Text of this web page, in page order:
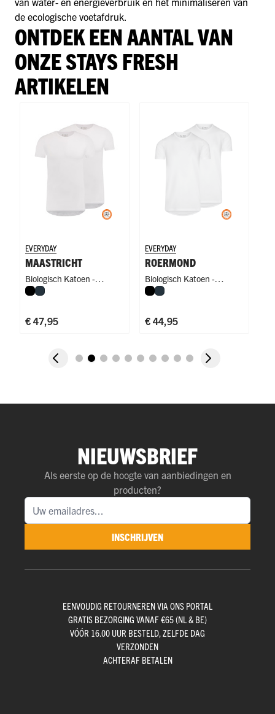
de ecologische voetafdruk.
ONTDEK EEN AANTAL VAN
ONZE STAYS FRESH
ARTIKELEN
EVERYDAY
MAASTRICHT
Biologisch Katoen -
Stretch
ZwartNavy
€ 47,95
EVERYDAY
ROERMOND
Biologisch Katoen -
Stretch
ZwartNavy
€ 44,95
NIEUWSBRIEF
Als eerste op de hoogte van aanbiedingen en
producten?
INSCHRIJVEN
EENVOUDIG RETOURNEREN VIA ONS PORTAL
GRATIS BEZORGING VANAF €65 (NL & BE)
VÓÓR 16.00 UUR BESTELD, ZELFDE DAG
VERZONDEN
ACHTERAF BETALEN